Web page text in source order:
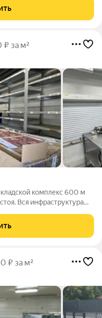
и санитарно
₽ за м²
комплекс 600 м
Вся инфраструктура
видеонаблюдение и
₽ за м²